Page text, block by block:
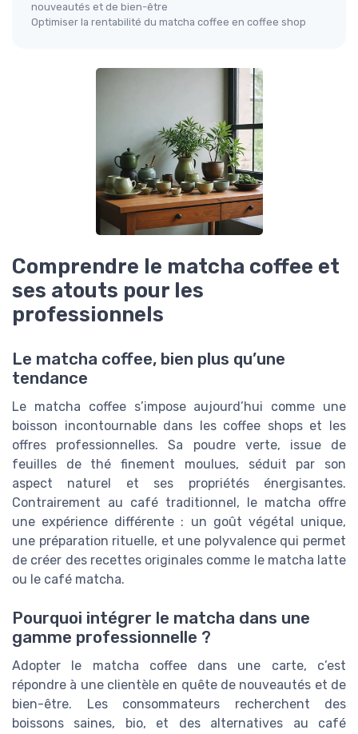
nouveautés et de bien-être
Optimiser la rentabilité du matcha coffee en coffee shop
Comprendre le matcha coffee et
ses atouts pour les
professionnels
Le matcha coffee, bien plus qu’une
tendance
Le matcha coffee s’impose aujourd’hui comme une
boisson incontournable dans les coffee shops et les
offres professionnelles. Sa poudre verte, issue de
feuilles de thé finement moulues, séduit par son
aspect naturel et ses propriétés énergisantes.
Contrairement au café traditionnel, le matcha offre
une expérience différente : un goût végétal unique,
une préparation rituelle, et une polyvalence qui permet
de créer des recettes originales comme le matcha latte
ou le café matcha.
Pourquoi intégrer le matcha dans une
gamme professionnelle ?
Adopter le matcha coffee dans une carte, c’est
répondre à une clientèle en quête de nouveautés et de
bien-être. Les consommateurs recherchent des
boissons saines, bio, et des alternatives au café